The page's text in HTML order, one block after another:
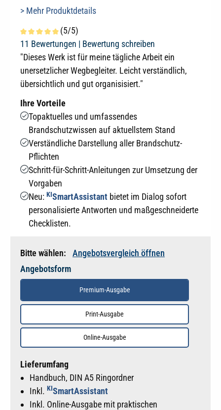
> Mehr Produktdetails
Durchschnittliche Bewertung von 5 von 5 Sternen
(5/5)
11 Bewertungen | Bewertung schreiben
"Dieses Werk ist für meine tägliche Arbeit ein
unersetzlicher Wegbegleiter. Leicht verständlich,
übersichtlich und gut organisisiert."
Ihre Vorteile
Topaktuelles und umfassendes
Brandschutzwissen auf aktuellstem Stand
Verständliche Darstellung aller Brandschutz-
Pflichten
Schritt-für-Schritt-Anleitungen zur Umsetzung der
Vorgaben
Neu: KISmartAssistantbietet im Dialog sofort
personalisierte Antworten und maßgeschneiderte
Checklisten.
Bitte wählen:
Angebotsvergleich öffnen
Angebotsform
Premium-Ausgabe
Print-Ausgabe
Online-Ausgabe
Lieferumfang
Handbuch, DIN A5 Ringordner
Inkl. KISmartAssistant
Inkl. Online-Ausgabe mit praktischen